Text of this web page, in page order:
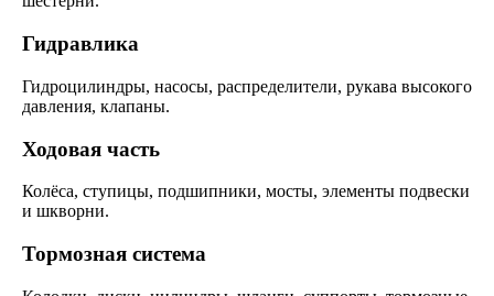
Гидравлика
Гидроцилиндры, насосы, распределители, рукава высокого
давления, клапаны.
Ходовая часть
Колёса, ступицы, подшипники, мосты, элементы подвески
и шкворни.
Тормозная система